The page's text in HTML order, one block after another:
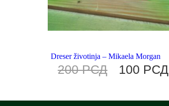
Dreser životinja – Mikaela Morgan
200РСД 100 РСД